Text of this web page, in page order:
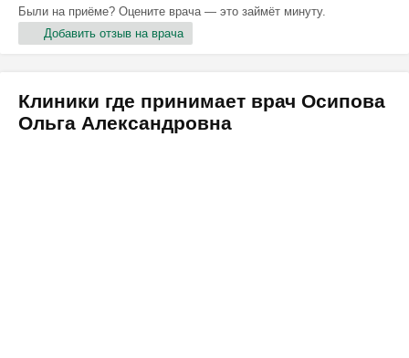
Были на приёме? Оцените врача — это займёт минуту.
Добавить отзыв на врача
Клиники где принимает врач Осипова
Ольга Александровна